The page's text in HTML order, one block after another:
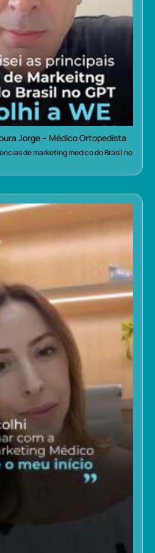
Jorge – Médico Ortopedista
de marketing medico do Brasil no